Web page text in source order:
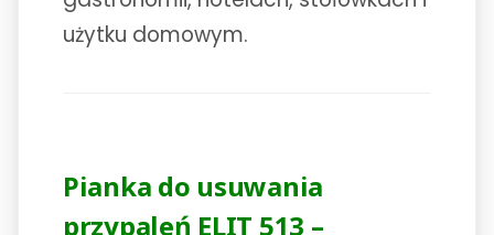
użytku domowym.
Pianka do usuwania
przypaleń ELIT 513 –